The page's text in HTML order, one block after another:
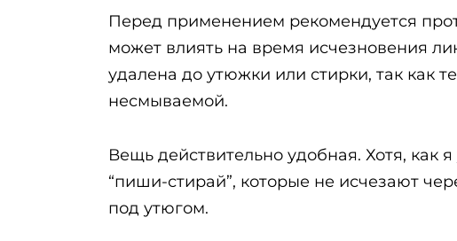
Перед применением рекомендуется
может влиять на время исчезновения
удалена до утюжки или стирки, так как
несмываемой.
Вещь действительно удобная. Хотя,
“пиши-стирай”, которые не исчезают
под утюгом.